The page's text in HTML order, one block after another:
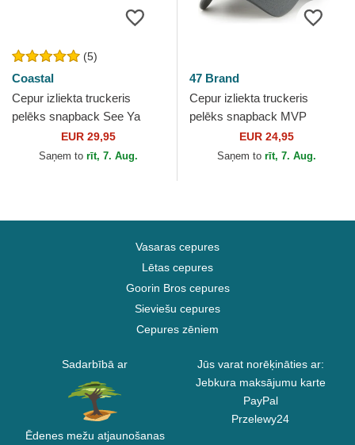
(5)
Coastal
Cepur izliekta truckeris
pelēks snapback See Ya
HFT no Coastal
EUR 29,95
Saņem to rīt, 7. Aug.
47 Brand
Cepur izliekta truckeris
pelēks snapback MVP
Branson no New York
Yankees MLB no 47 Brand
EUR 24,95
Saņem to rīt, 7. Aug.
Vasaras cepures
Lētas cepures
Goorin Bros cepures
Sieviešu cepures
Cepures zēniem
Sadarbībā ar
Ēdenes mežu atjaunošanas
Jūs varat norēķināties ar:
Jebkura maksājumu karte
PayPal
Przelewy24